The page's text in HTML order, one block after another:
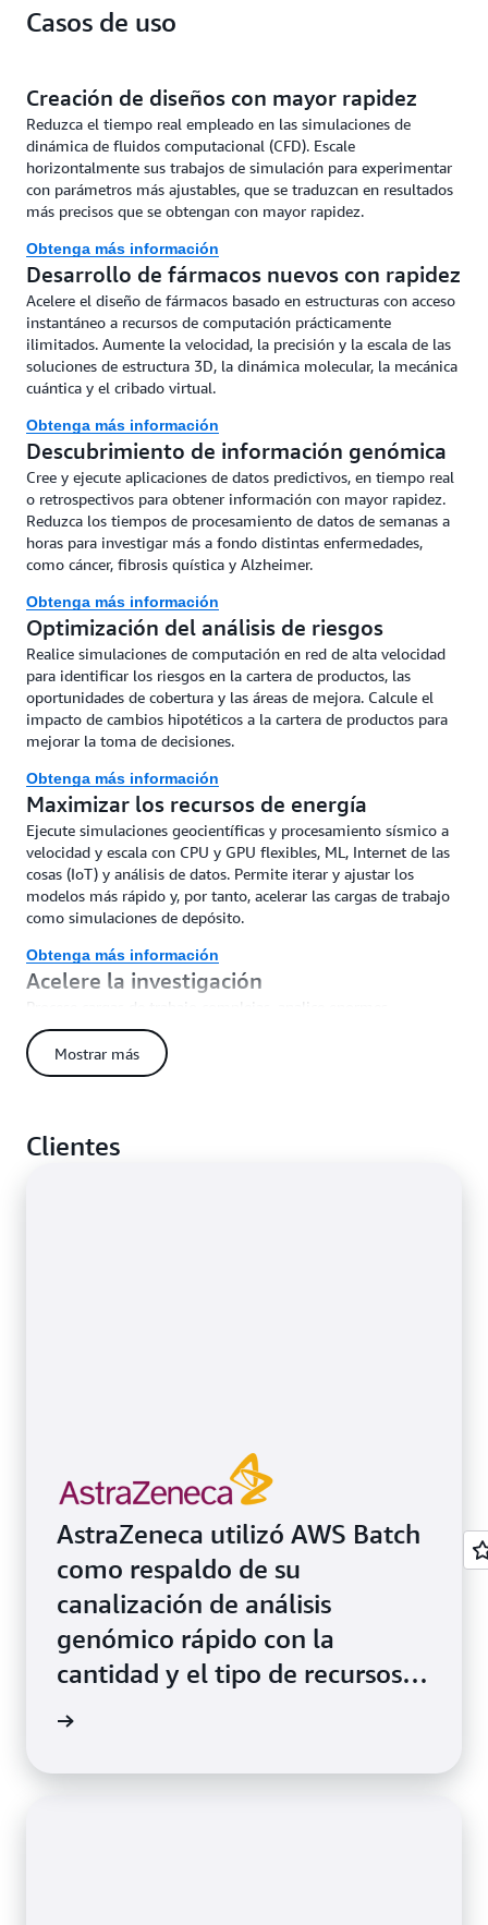
Casos de uso
Creación de diseños con mayor rapidez
Reduzca el tiempo real empleado en las simulaciones de
dinámica de fluidos computacional (CFD). Escale
horizontalmente sus trabajos de simulación para experimentar
con parámetros más ajustables, que se traduzcan en resultados
más precisos que se obtengan con mayor rapidez.
Obtenga más información
Desarrollo de fármacos nuevos con rapidez
Acelere el diseño de fármacos basado en estructuras con acceso
instantáneo a recursos de computación prácticamente
ilimitados. Aumente la velocidad, la precisión y la escala de las
soluciones de estructura 3D, la dinámica molecular, la mecánica
cuántica y el cribado virtual.
Obtenga más información
Descubrimiento de información genómica
Cree y ejecute aplicaciones de datos predictivos, en tiempo real
o retrospectivos para obtener información con mayor rapidez.
Reduzca los tiempos de procesamiento de datos de semanas a
horas para investigar más a fondo distintas enfermedades,
como cáncer, fibrosis quística y Alzheimer.
Obtenga más información
Optimización del análisis de riesgos
Realice simulaciones de computación en red de alta velocidad
para identificar los riesgos en la cartera de productos, las
oportunidades de cobertura y las áreas de mejora. Calcule el
impacto de cambios hipotéticos a la cartera de productos para
mejorar la toma de decisiones.
Obtenga más información
Maximizar los recursos de energía
Ejecute simulaciones geocientíficas y procesamiento sísmico a
velocidad y escala con CPU y GPU flexibles, ML, Internet de las
cosas (IoT) y análisis de datos. Permite iterar y ajustar los
modelos más rápido y, por tanto, acelerar las cargas de trabajo
como simulaciones de depósito.
Obtenga más información
Acelere la investigación
Procese cargas de trabajo complejas, analice enormes
volúmenes de datos y comparta los resultados obtenidos con
colaboradores de todo el mundo. Habilite el descubrimiento en
la informática de investigación y la educación superior
Obtenga más información
Mostrar más
Clientes
AstraZeneca utilizó AWS Batch
como respaldo de su
canalización de análisis
genómico rápido con la
cantidad y el tipo de recursos
informáticos óptimos en
específicos de cada recurso.